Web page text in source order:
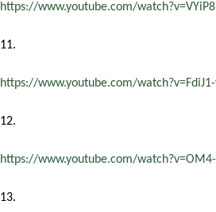
https://www.youtube.com/
11.
https://www.youtube.com/watch?v=FdiJ1-
12.
https://www.youtube.com/watch?v=OM4-
13.